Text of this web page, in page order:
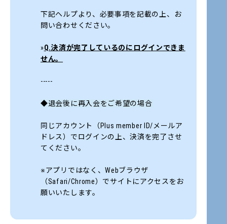
下記ヘルプより、必要事項を記載の上、お
問い合わせください。
»Q.決済が完了しているのにログインできま
せん。
-----
◆退会後に再入会をご希望の場合
同じアカウント（Plus member ID/メールア
ドレス）でログインの上、決済を完了させ
てください。
※アプリではなく、Webブラウザ
（Safari/Chrome）でサイトにアクセスをお
願いいたします。